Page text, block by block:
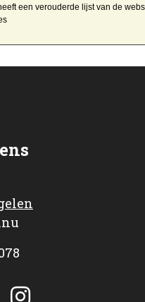
een verouderde lijst van de